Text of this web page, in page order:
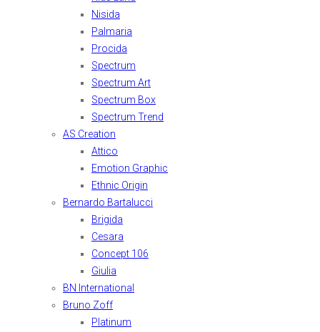
Nisida
Palmaria
Procida
Spectrum
Spectrum Art
Spectrum Box
Spectrum Trend
AS Creation
Attico
Emotion Graphic
Ethnic Origin
Bernardo Bartalucci
Brigida
Cesara
Concept 106
Giulia
BN International
Bruno Zoff
Platinum